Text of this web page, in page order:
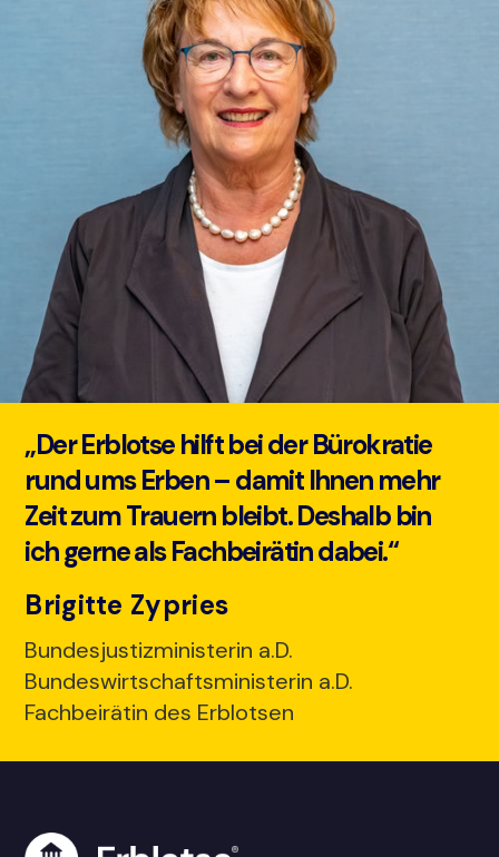
„Der Erblotse hilft bei der Bürokratie
rund ums Erben – damit Ihnen mehr
Zeit zum Trauern bleibt. Deshalb bin
ich gerne als Fachbeirätin dabei.“
Brigitte Zypries
Bundesjustizministerin a.D.
Bundeswirtschaftsministerin a.D.
Fachbeirätin des Erblotsen